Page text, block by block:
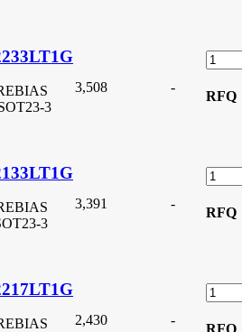
3
3,508 -
RFQ
3
3,391 -
RFQ
2,430 -